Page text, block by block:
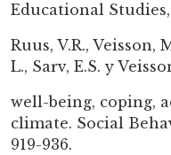
Educational Studies,
Ruus, V.R., Veisson,
L., Sarv, E.S. y
well-being, coping,
climate. Social
919-936.